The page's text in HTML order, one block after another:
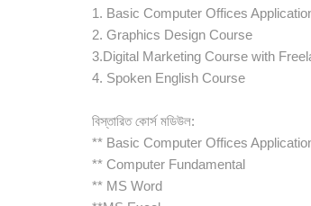
1. Basic Computer Offices
2. Graphics Design Course
3.Digital Marketing Course with
4. Spoken English Course
বিস্তারিত কোর্স মডিউল:
** Basic Computer Offices
** Computer Fundamental
** MS Word